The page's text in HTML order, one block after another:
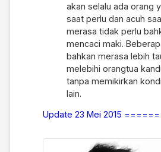
akan selalu ada orang
saat perlu dan acuh
merasa tidak perlu
mencaci maki.
bahkan merasa lebih
melebihi orangtua
tanpa memikirkan
lain.
Update 23 Mei 2015